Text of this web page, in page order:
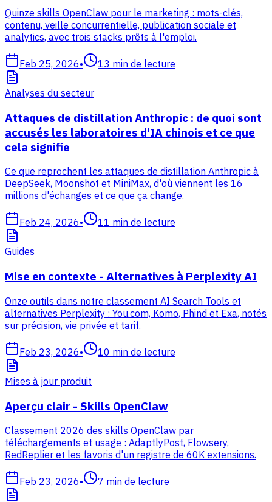
Quinze skills OpenClaw pour le marketing : mots-clés,
contenu, veille concurrentielle, publication sociale et
analytics, avec trois stacks prêts à l'emploi.
Feb 25, 2026• 13 min de lecture
Analyses du secteur
Attaques de distillation Anthropic : de quoi sont
accusés les laboratoires d'IA chinois et ce que
cela signifie
Ce que reprochent les attaques de distillation Anthropic à
DeepSeek, Moonshot et MiniMax, d'où viennent les 16
millions d'échanges et ce que ça change.
Feb 24, 2026• 11 min de lecture
Guides
Mise en contexte - Alternatives à Perplexity AI
Onze outils dans notre classement AI Search Tools et
alternatives Perplexity : You.com, Komo, Phind et Exa, notés
sur précision, vie privée et tarif.
Feb 23, 2026• 10 min de lecture
Mises à jour produit
Aperçu clair - Skills OpenClaw
Classement 2026 des skills OpenClaw par
téléchargements et usage : AdaptlyPost, Flowsery,
RedReplier et les favoris d'un registre de 60K extensions.
Feb 23, 2026• 7 min de lecture